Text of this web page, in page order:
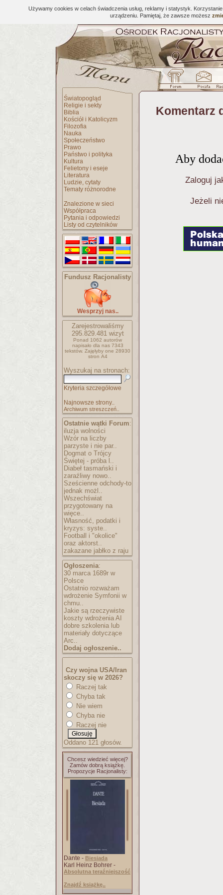
Używamy cookies w celach świadczenia usług, reklamy i statystyk.
urządzeniu. Pamiętaj, że zawsze możesz
Światopogląd
Religie i sekty
Biblia
Kościół i Katolicyzm
Filozofia
Nauka
Społeczeństwo
Prawo
Państwo i polityka
Kultura
Felietony i eseje
Literatura
Ludzie, cytaty
Tematy różnorodne
Znalezione w sieci
Współpraca
Pytania i odpowiedzi
Listy od czytelników
Fundusz Racjonalisty
Wesprzyj nas..
Zarejestrowaliśmy
295.829.481wizyt
Ponad 1062 autorów
napisało dla nas 7343
tekstów. Zajęłyby one 28930
stron A4
Wyszukaj na stronach:
Kryteria szczegółowe
Najnowsze strony..
Archiwum streszczeń..
Ostatnie wątki Forum:
iluzja wolności
Wzór na liczby
parzyste i nie par..
Dogmat o Trójcy
Świętej - próba l..
Diabeł tasmański i
zaraźliwy nowo..
Sześcienne odchody-to
jednak możl..
Wszechświat
przygotowany na
więce..
Własność, podatki i
kryzys: syste..
Football i "okolice"
oraz aktorst..
zakazane jabłko z raju
Ogłoszenia:
30 marca 1689r w
Polsce
Ostatnio rozważam
wdrożenie Symfonii w
chmu..
Jakie są rzeczywiste
koszty wdrożenia AI
dobre szkolenia lub
materiały dotyczące
Arc..
Dodaj ogłoszenie..
Czy wojna USA/Iran
skoczy się w 2026?
Raczej tak
Chyba tak
Nie wiem
Chyba nie
Raczej nie
Oddano 121 głosów.
Chcesz wiedzieć więcej?
Zamów dobrą książkę.
Propozycje Racjonalisty:
Dante - Biesiada
Karl Heinz Bohrer -
Absolutna teraźniejszość
Znajdź książkę..
Komentarz
Aby
Zaloguj
Jeżeli